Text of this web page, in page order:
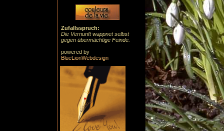
Zufallsspruch:
Die Vernunft wappnet selbst
gegen übermächtige Feinde.
powered by
BlueLionWebdesign